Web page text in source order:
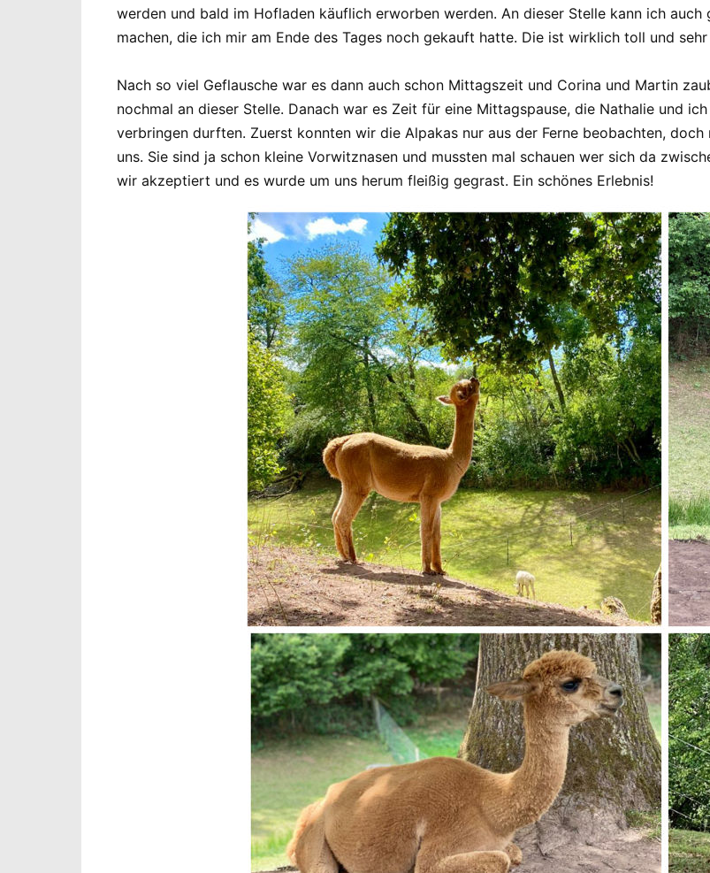
werden und bald im Hofladen käuflich erworben werden. An dieser Stelle kann ich
machen, die ich mir am Ende des Tages noch gekauft hatte. Die ist wirklich toll und
Nach so viel Geflausche war es dann auch schon Mittagszeit und Corina und Martin
nochmal an dieser Stelle. Danach war es Zeit für eine Mittagspause, die Nathalie und
verbringen durften. Zuerst konnten wir die Alpakas nur aus der Ferne beobachten,
uns. Sie sind ja schon kleine Vorwitznasen und mussten mal schauen wer sich da
wir akzeptiert und es wurde um uns herum fleißig gegrast. Ein schönes Erlebnis!